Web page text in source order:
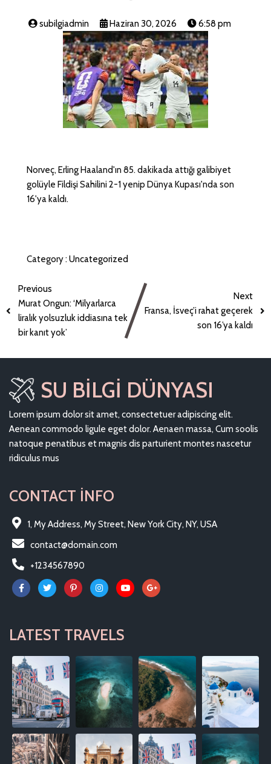
subilgiadmin Haziran 30, 2026 6:58 pm
Norveç, Erling Haaland'ın 85. dakikada attığı galibiyet
golüyle Fildişi Sahilini 2-1 yenip Dünya Kupası'nda son
16'ya kaldı.
Category : Uncategorized
Previous
Murat Ongun: ‘Milyarlarca
liralık yolsuzluk iddiasına tek
bir kanıt yok’
Next
Fransa, İsveç’i rahat geçerek
son 16’ya kaldı
SU BILGI DÜNYASI
Lorem ipsum dolor sit amet, consectetuer adipiscing elit.
Aenean commodo ligule eget dolor. Aenaen massa, Cum soolis
natoque penatibus et magnis dis parturient montes nascetur
ridiculus mus
CONTACT INFO
1, My Address, My Street, New York City, NY, USA
contact@domain.com
+1234567890
LATEST TRAVELS